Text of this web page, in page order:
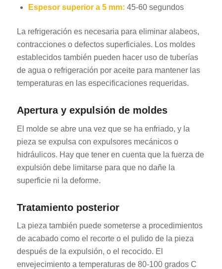
Espesor superior a 5 mm: 45-60 segundos
La refrigeración es necesaria para eliminar alabeos,
contracciones o defectos superficiales. Los moldes
establecidos también pueden hacer uso de tuberías
de agua o refrigeración por aceite para mantener las
temperaturas en las especificaciones requeridas.
Apertura y expulsión de moldes
El molde se abre una vez que se ha enfriado, y la
pieza se expulsa con expulsores mecánicos o
hidráulicos. Hay que tener en cuenta que la fuerza de
expulsión debe limitarse para que no dañe la
superficie ni la deforme.
Tratamiento posterior
La pieza también puede someterse a procedimientos
de acabado como el recorte o el pulido de la pieza
después de la expulsión, o el recocido. El
envejecimiento a temperaturas de 80-100 grados C